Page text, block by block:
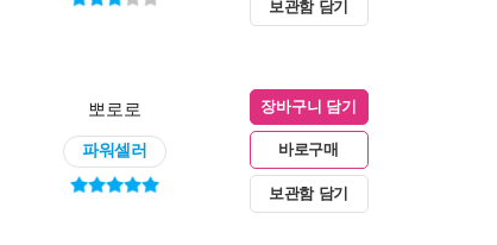
보관함 담기
뽀로로
파워셀러
장바구니 담기
바로구매
보관함 담기